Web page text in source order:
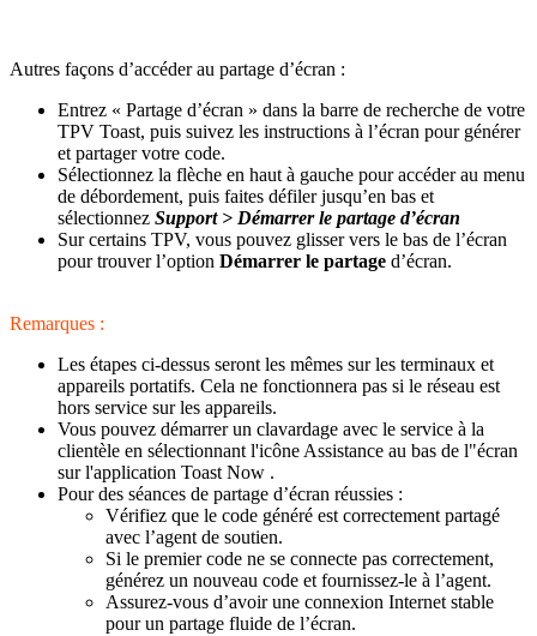
Autres façons d’accéder au partage d’écran :
Entrez « Partage d’écran » dans la barre de recherche de votre
TPV Toast, puis suivez les instructions à l’écran pour générer
et partager votre code.
Sélectionnez la flèche en haut à gauche pour accéder au menu
de débordement, puis faites défiler jusqu’en bas et
sélectionnez Support > Démarrer le partage d’écran
Sur certains TPV, vous pouvez glisser vers le bas de l’écran
pour trouver l’option Démarrer le partage d’écran.
Remarques :
Les étapes ci-dessus seront les mêmes sur les terminaux et
appareils portatifs. Cela ne fonctionnera pas si le réseau est
hors service sur les appareils.
Vous pouvez démarrer un clavardage avec le service à la
clientèle en sélectionnant l'icône Assistance au bas de l"écran
sur l'application Toast Now .
Pour des séances de partage d’écran réussies :
Vérifiez que le code généré est correctement partagé
avec l’agent de soutien.
Si le premier code ne se connecte pas correctement,
générez un nouveau code et fournissez-le à l’agent.
Assurez-vous d’avoir une connexion Internet stable
pour un partage fluide de l’écran.